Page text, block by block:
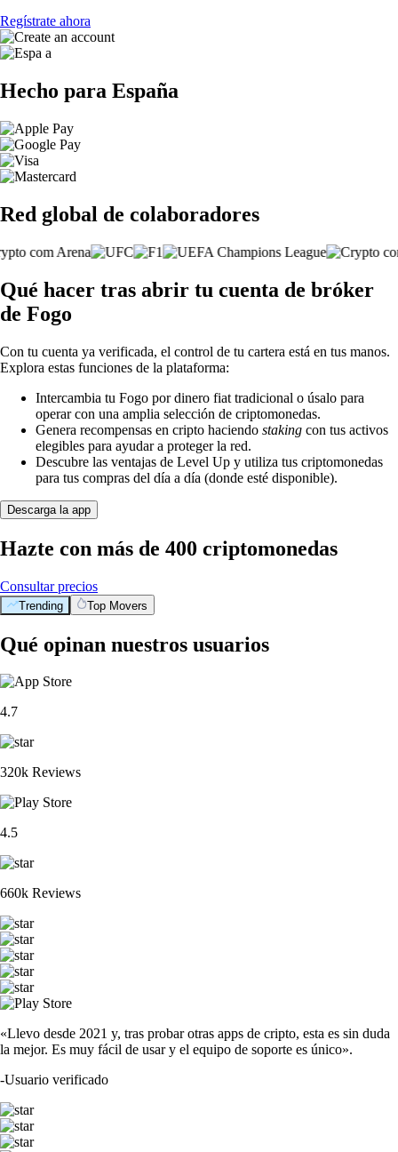
Regístrate ahora
Hecho para España
Red global de colaboradores
Qué hacer tras abrir tu cuenta de bróker
de Fogo
Con tu cuenta ya verificada, el control de tu cartera está en tus manos.
Explora estas funciones de la plataforma:
Intercambia tu Fogo por dinero fiat tradicional o úsalo para
operar con una amplia selección de criptomonedas.
Genera recompensas en cripto haciendo staking con tus activos
elegibles para ayudar a proteger la red.
Descubre las ventajas de Level Up y utiliza tus criptomonedas
para tus compras del día a día (donde esté disponible).
Descarga la app
Hazte con más de 400 criptomonedas
Consultar precios
Trending Top Movers
Qué opinan nuestros usuarios
4.7
320k Reviews
4.5
660k Reviews
«Llevo desde 2021 y, tras probar otras apps de cripto, esta es sin duda
la mejor. Es muy fácil de usar y el equipo de soporte es único».
-Usuario verificado